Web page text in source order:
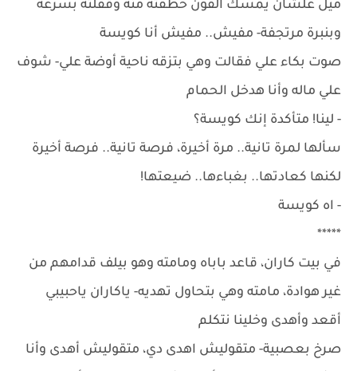
ميل علشان يمسك الفون خطفته منه وقفلته بسرعة
وبنبرة مرتجفة- مفيش.. مفيش أنا كويسة
صوت بكاء علي فقالت وهي بتزقه ناحية أوضة علي- شوف
علي ماله وأنا هدخل الحمام
- لينا! متأكدة إنك كويسة؟
سألها لمرة تانية.. مرة أخيرة، فرصة تانية.. فرصة أخيرة
لكنها كعادتها.. بغباءها.. ضيعتها!
- اه كويسة
*****
في بيت كاران، قاعد باباه ومامته وهو بيلف قدامهم من
غير هوادة، مامته وهي بتحاول تهديه- ياكاران ياحبيبي
أقعد وأهدى وخلينا نتكلم
صرخ بعصبية- متقوليش اهدى دي، متقوليش أهدى وأنا